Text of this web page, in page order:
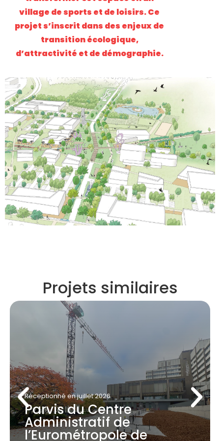
village de sports et de loisirs. Ce
projet s’inscrit dans des enjeux de
transition écologique,
d’attractivité et de démographie.
Projets similaires
Réceptionné en juillet 2026
Parvis du Centre
Administratif de
l’Eurométropole de